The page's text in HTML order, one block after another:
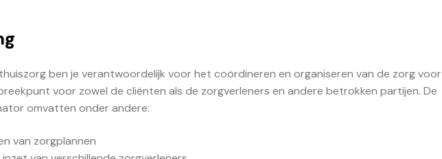
ben je verantwoordelijk voor het coördineren en organiseren van de zorg voor
voor zowel de cliënten als de zorgverleners en andere betrokken partijen. De
omvatten onder andere:
van zorgplannen